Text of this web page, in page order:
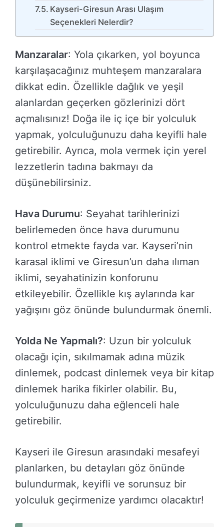
Kayseri-Giresun Arası Ulaşım
Seçenekleri Nelerdir?
Manzaralar: Yola çıkarken, yol boyunca
karşılaşacağınız muhteşem manzaralara
dikkat edin. Özellikle dağlık ve yeşil
alanlardan geçerken gözlerinizi dört
açmalısınız! Doğa ile iç içe bir yolculuk
yapmak, yolculuğunuzu daha keyifli hale
getirebilir. Ayrıca, mola vermek için yerel
lezzetlerin tadına bakmayı da
düşünebilirsiniz.
Hava Durumu: Seyahat tarihlerinizi
belirlemeden önce hava durumunu
kontrol etmekte fayda var. Kayseri’nin
karasal iklimi ve Giresun’un daha ılıman
iklimi, seyahatinizin konforunu
etkileyebilir. Özellikle kış aylarında kar
yağışını göz önünde bulundurmak önemli.
Yolda Ne Yapmalı?: Uzun bir yolculuk
olacağı için, sıkılmamak adına müzik
dinlemek, podcast dinlemek veya bir kitap
dinlemek harika fikirler olabilir. Bu,
yolculuğunuzu daha eğlenceli hale
getirebilir.
Kayseri ile Giresun arasındaki mesafeyi
planlarken, bu detayları göz önünde
bulundurmak, keyifli ve sorunsuz bir
yolculuk geçirmenize yardımcı olacaktır!